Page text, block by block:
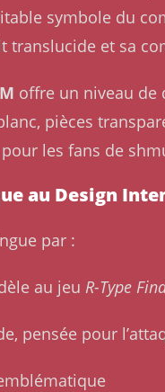
symbole du
translucide et sa
offre un niveau de
pièces
les fans de
au Design
par :
au jeu R-Type
pensée pour